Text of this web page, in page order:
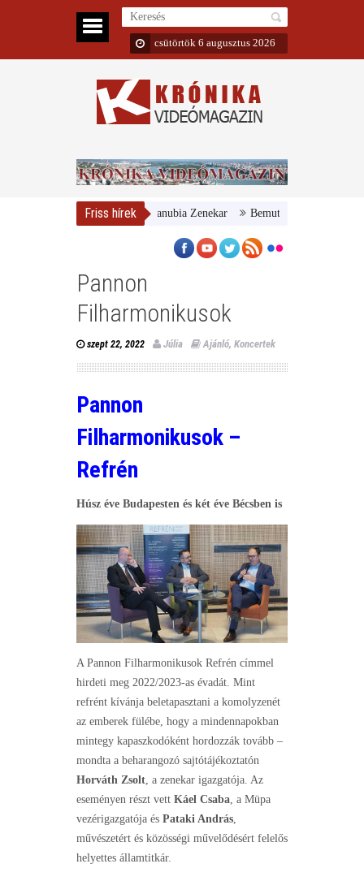
csütörtök 6 augusztus 2026
Friss hírek
Nemzeti Galéria és a Danubia Zenekar Bemutatta 2024/25-ös évadát a
Pannon
Filharmonikusok
szept 22, 2022 Júlia Ajánló, Koncertek
Pannon
Filharmonikusok –
Refrén
Húsz éve Budapesten és két éve Bécsben is
A Pannon Filharmonikusok Refrén címmel
hirdeti meg 2022/2023-as évadát. Mint
refrént kívánja beletapasztani a komolyzenét
az emberek fülébe, hogy a mindennapokban
mintegy kapaszkodóként hordozzák tovább –
mondta a beharangozó sajtótájékoztatón
Horváth Zsolt, a zenekar igazgatója. Az
eseményen részt vett Káel Csaba, a Müpa
vezérigazgatója és Pataki András,
művészetért és közösségi művelődésért felelős
helyettes államtitkár.